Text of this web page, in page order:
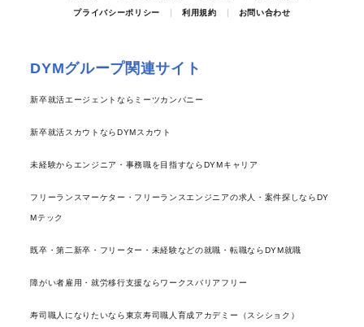
プライバシーポリシー
利用規約 お問い合わせ
DYMグループ関連サイト
新卒就活エージェントならミーツカンパニー
新卒就活スカウトならDYMスカウト
未経験からエンジニア・事務職を目指すならDYMキャリア
フリーランスマーケター・フリーランスエンジニアの求人・案件探しならDY
Mテック
既卒・第二新卒・フリーター・未経験などの就職・転職ならDYM就職
障がい者雇用・就労移行支援ならワークスバリアフリー
寿司職人になりたいなら東京寿司職人育成アカデミー（スシショク）